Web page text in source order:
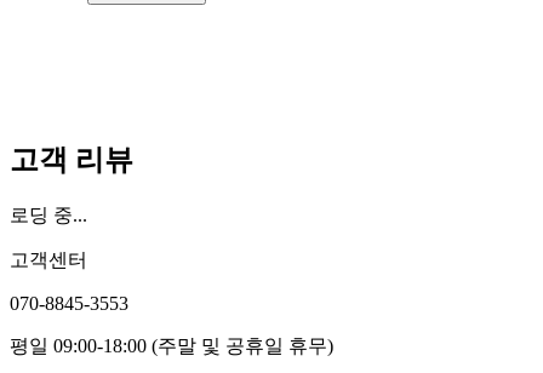
고객 리뷰
로딩 중...
고객센터
070-8845-3553
평일 09:00-18:00 (주말 및 공휴일 휴무)